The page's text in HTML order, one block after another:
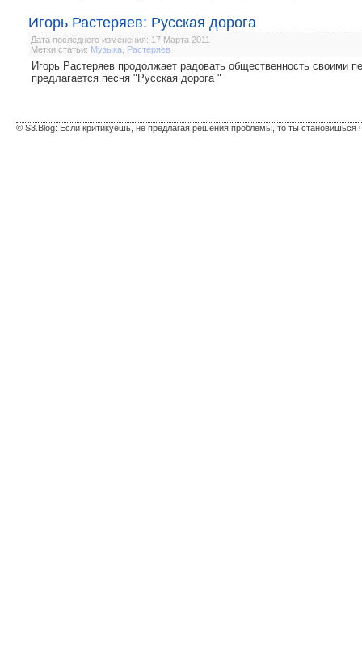
Игорь Растеряев: Русская дорога
Дата последнего изменения: 17 Марта 2011
Метки статьи: Музыка Растеряев
Игорь Растеряев продолжает радовать общественность своими
предлагается песня "Русская дорога "
© S3.Blog: Если критикуешь, не предлагая решения проблемы, то ты становишься